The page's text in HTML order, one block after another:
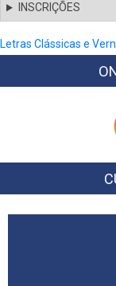
INSCRIÇÕES
Letras Clássicas e